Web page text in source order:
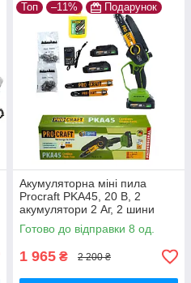
Топ –11% Подарунок
Акумуляторна міні пила
Procraft PKA45, 20 В, 2
акумулятори 2 Аг, 2 шини
6"/8", безщіткова,
автоматичне змащення
Готово до відправки 8 од.
1 965 ₴ 2 200 ₴